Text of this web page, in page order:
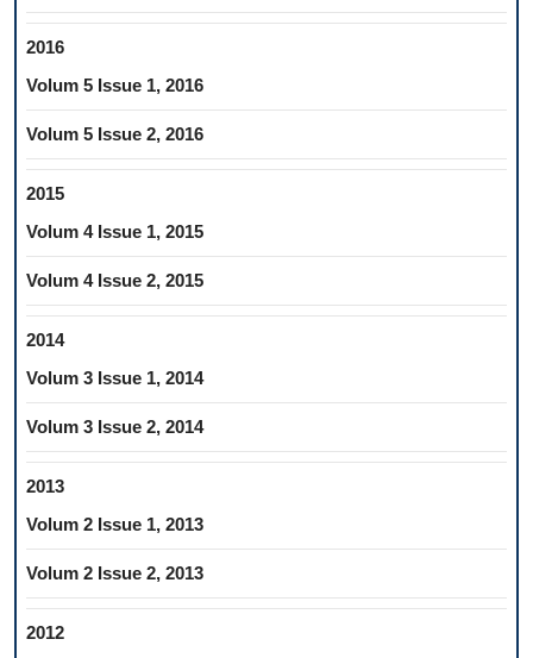
2016
Volum 5 Issue 1, 2016
Volum 5 Issue 2, 2016
2015
Volum 4 Issue 1, 2015
Volum 4 Issue 2, 2015
2014
Volum 3 Issue 1, 2014
Volum 3 Issue 2, 2014
2013
Volum 2 Issue 1, 2013
Volum 2 Issue 2, 2013
2012